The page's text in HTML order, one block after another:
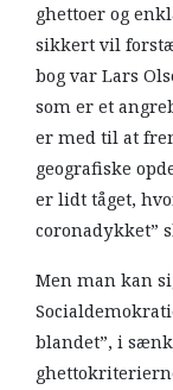
ghettoer og
sikkert vil
bog var Lars
som er et
er med til at
geografiske
er lidt tåget,
coronadykket”
Men man kan
blandet”, i